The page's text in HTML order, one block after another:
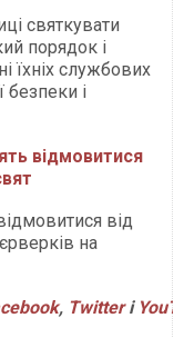
святкувати
порядок і
їхніх службових
безпеки і
відмовитися
від
на
, Twitter і Y